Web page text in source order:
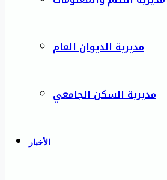
مديرية الديوان العام
مديرية السكن الجامعي
الأخبار